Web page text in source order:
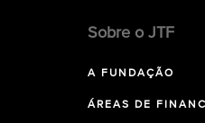
Sobre o JTF
A FUNDAÇÃO
ÁREAS DE